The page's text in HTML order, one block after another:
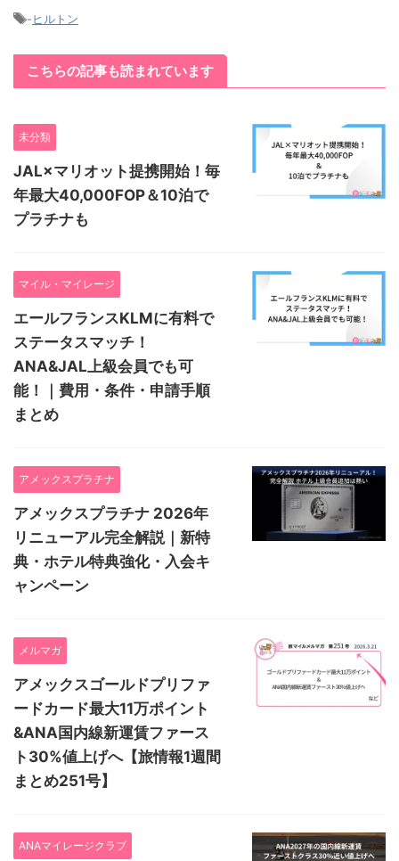
-ヒルトン
こちらの記事も読まれています
未分類
JAL×マリオット提携開始！毎
年最大40,000FOP＆10泊で
プラチナも
マイル・マイレージ
エールフランスKLMに有料で
ステータスマッチ！
ANA&JAL上級会員でも可
能！｜費用・条件・申請手順
まとめ
アメックスプラチナ
アメックスプラチナ 2026年
リニューアル完全解説｜新特
典・ホテル特典強化・入会キ
ャンペーン
メルマガ
アメックスゴールドプリファ
ードカード最大11万ポイント
&ANA国内線新運賃ファース
ト30%値上げへ【旅情報1週間
まとめ251号】
ANAマイレージクラブ